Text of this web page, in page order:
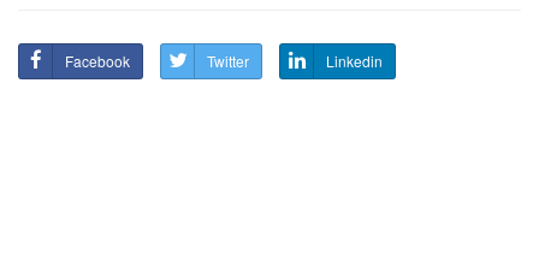
Facebook Twitter Linkedin